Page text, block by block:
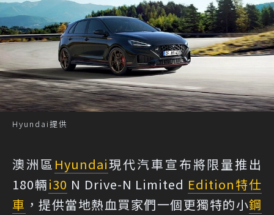
Hyundai提供
澳洲區 Hyundai現代汽車宣布將限量推出
180輛i30 N Drive-N Limited Edition特仕
車 ，提供當地熱血買家們一個更獨特的小鋼